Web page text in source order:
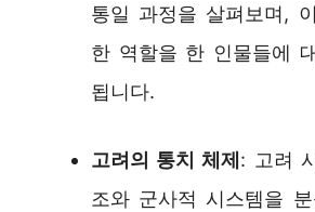
통일 과정을 살펴보며,
한 역할을 한 인물들에
됩니다.
고려의 통치 체제: 고려
조와 군사적 시스템을